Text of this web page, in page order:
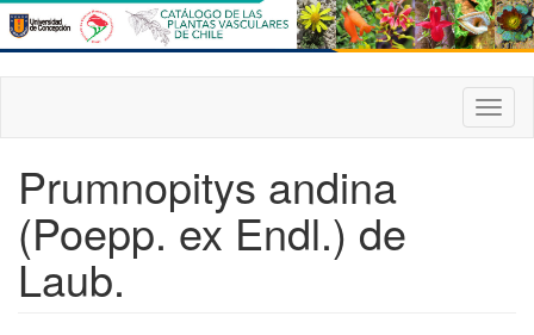
Pasar
al
contenido
principal
Prumnopitys andina
(Poepp. ex Endl.) de
Laub.